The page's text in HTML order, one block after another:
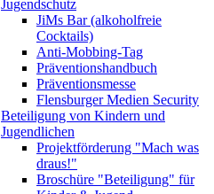
Jugendschutz
JiMs Bar (alkoholfreie
Cocktails)
Anti-Mobbing-Tag
Präventionshandbuch
Präventionsmesse
Flensburger Medien Security
Beteiligung von Kindern und
Jugendlichen
Projektförderung "Mach was
draus!"
Broschüre "Beteiligung" für